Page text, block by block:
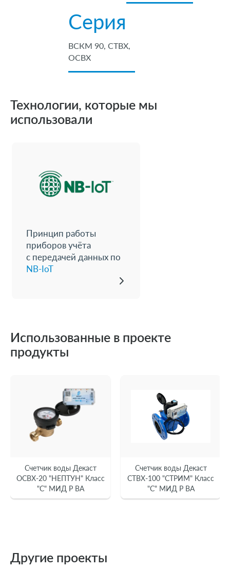
Серия
ВСКМ 90, СТВХ,
ОСВХ
Технологии, которые мы
использовали
Принцип работы
приборов учёта
с передачей данных по
NB-IoT
Использованные в проекте
продукты
Счетчик воды Декаст
ОСВХ-20 "НЕПТУН" Класс
"С" МИД Р ВА
Счетчик воды Декаст
СТВХ-100 "СТРИМ" Класс
"С" МИД Р ВА
Другие проекты